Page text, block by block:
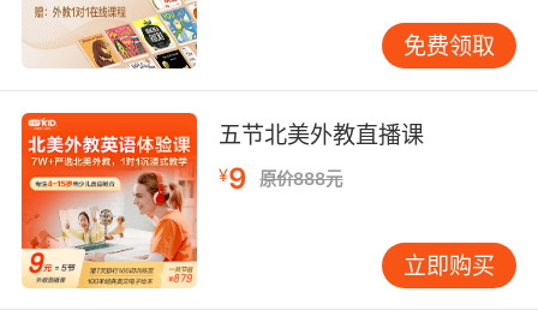
在英语的学习中是少不了模仿练习的，小学生要
想自己的口语说的准确，首先就要听得准、看的
语学习才能得到更快的进步。
小学生的教育方法最后一点就是鼓励每一个孩子
积极参与到英语学习中去，孩子们在学习中的每
一次进步都应该得到肯定和表扬，让所有的学生
在对自身学习满足中提高学习的积极性。
免费领取
五节北美外教直播课
¥9 原价888元
立即购买